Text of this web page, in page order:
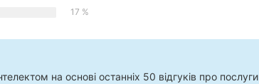
17 %
на основі останніх 50 відгуків про послуги